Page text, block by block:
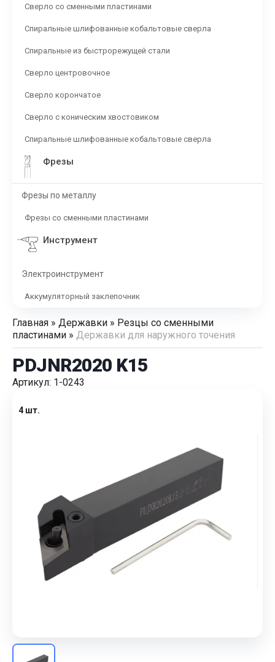
Сверло со сменными пластинами
Спиральные шлифованные кобальтовые сверла
Спиральные из быстрорежущей стали
Сверло центровочное
Сверло корончатое
Сверло с коническим хвостовиком
Спиральные шлифованные кобальтовые сверла
Фрезы
Фрезы по металлу
Фрезы со сменными пластинами
Инструмент
Электроинструмент
Аккумуляторный заклепочник
Главная » Державки » Резцы со сменными
пластинами » Державки для наружного точения
PDJNR2020 K15
Артикул: 1-0243
4 шт.